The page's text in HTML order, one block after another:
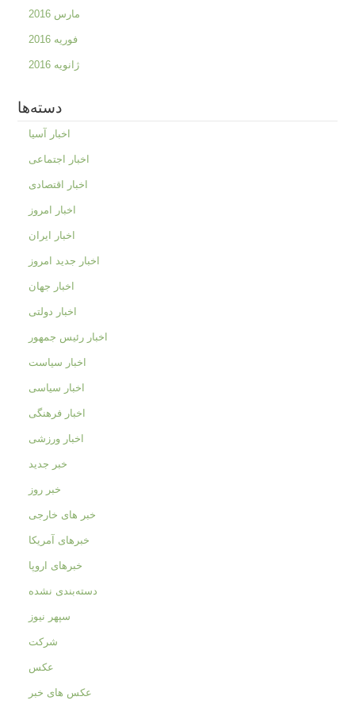
مارس 2016
فوریه 2016
ژانویه 2016
دسته‌ها
اخبار آسیا
اخبار اجتماعی
اخبار اقتصادی
اخبار امروز
اخبار ایران
اخبار جدید امروز
اخبار جهان
اخبار دولتی
اخبار رئیس جمهور
اخبار سیاست
اخبار سیاسی
اخبار فرهنگی
اخبار ورزشی
خبر جدید
خبر روز
خبر های خارجی
خبرهای آمریکا
خبرهای اروپا
دسته‌بندی نشده
سپهر نیوز
شرکت
عکس
عکس های خبر